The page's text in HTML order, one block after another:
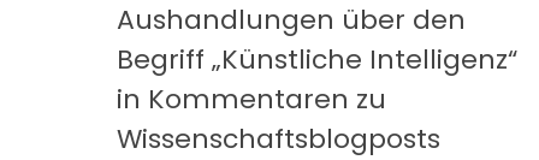
Aushandlungen über den
Begriff „Künstliche Intelligenz“
in Kommentaren zu
Wissenschaftsblogposts